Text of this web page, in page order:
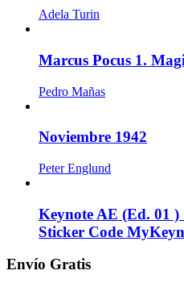
Adela Turin
Marcus Pocus 1.
Pedro Mañas
Noviembre 1942
Peter Englund
Keynote AE (Ed. 01 )
Sticker Code
Envío Gratis